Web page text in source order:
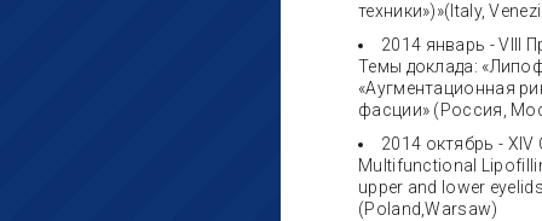
техники»)»(Italy,
2014 январь - VIII
Темы доклада:
«Аугментационная
фасции» (Россия,
2014 октябрь -
Multifunctional
upper and lower
(Poland,Warsaw)